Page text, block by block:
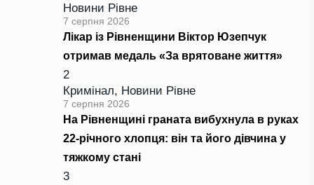
Новини Рівне
7 серпня 2026
Лікар із Рівненщини Віктор Юзепчук
отримав медаль «За врятоване життя»
2
Кримінал, Новини Рівне
7 серпня 2026
На Рівненщині граната вибухнула в руках
22-річного хлопця: він та його дівчина у
тяжкому стані
3